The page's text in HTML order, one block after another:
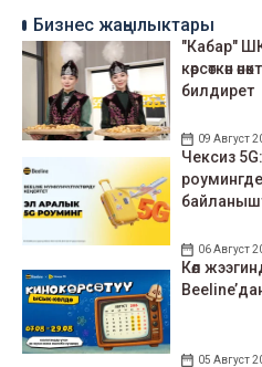
Бизнес жаңылыктары
"Кабар"
көрсөткөн
билдирет
09 Август
Чексиз
06 Август
Көл
05 Август